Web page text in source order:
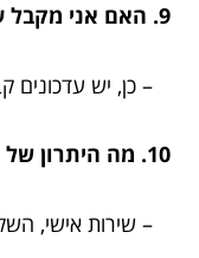
9. האם אני מקבל עדכונים?
– כן, יש
10. מה היתרון של מעבר לטריא?
– שירות אישי,